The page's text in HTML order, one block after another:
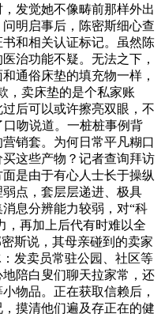
发觉她不像畴前那样外出
明启事后，陈密斯细心查
和相关认证标记。虽然陈
治功能不疑。无法之下，
通俗床垫的填充物一样，
，卖床垫的是个私家账
后可以或许擦亮双眼，不
口吻说道。一桩桩事例背
销套。为何日常平凡糊口
这些产物？记者查询拜访
是由于有心人士长于操纵
点，套层层递进、极具
息分辨能力较弱，对“科
，再加上后代有时难以全
斯说，其母亲碰到的卖家
发卖员常驻公园、社区等
陪白叟们聊天拉家常，还
物品。正在获取信赖后，
摸清他们遍及存正在的健